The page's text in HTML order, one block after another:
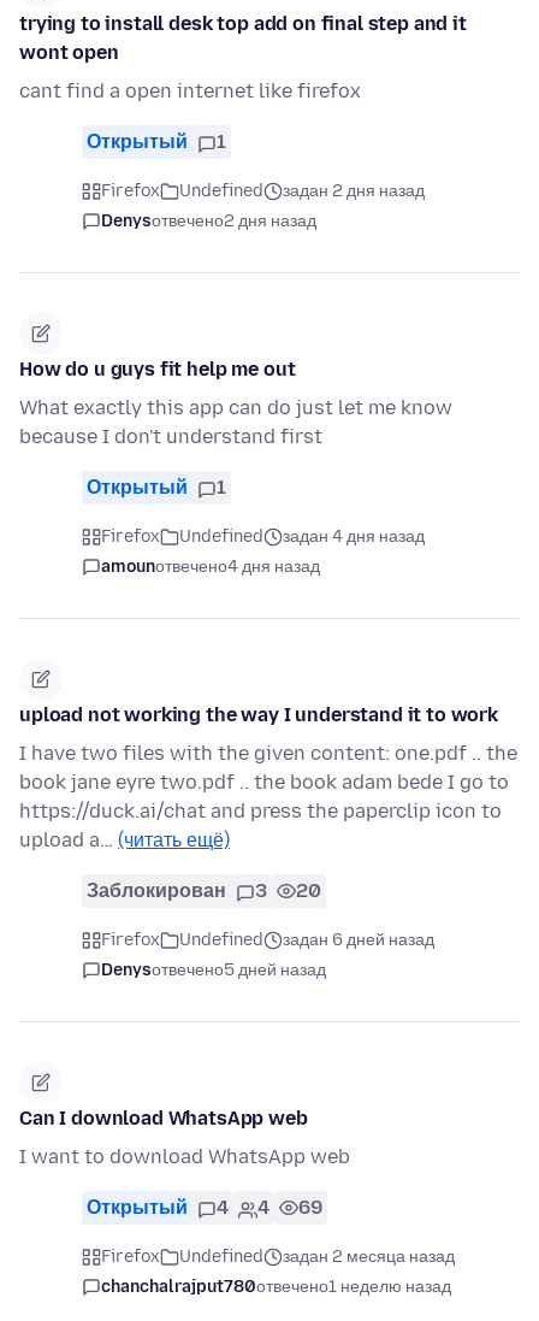
trying to install desk top add on final step and it
wont open
cant find a open internet like firefox
Открытый 1
Firefox Undefined
задан 2 дня назад
Denysотвечено2 дня назад
How do u guys fit help me out
What exactly this app can do just let me know
because I don't understand first
Открытый 1
Firefox Undefined
задан 4 дня назад
amounотвечено4 дня назад
upload not working the way I understand it to work
I have two files with the given content: one.pdf .. the
book jane eyre two.pdf .. the book adam bede I go to
https://duck.ai/chat and press the paperclip icon to
upload a… (читать ещё)
Заблокирован 3 20
Firefox Undefined
задан 6 дней назад
Denysотвечено5 дней назад
Can I download WhatsApp web
I want to download WhatsApp web
Открытый 4 4 69
Firefox Undefined
задан 2 месяца назад
chanchalrajput780отвечено1 неделю назад